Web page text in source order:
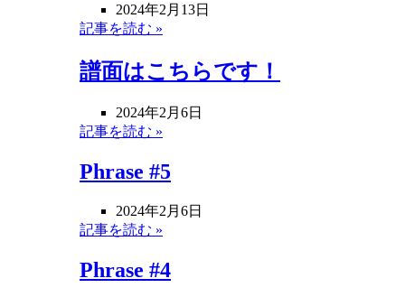
2024年2月13日
記事を読む »
譜面はこちらです！
2024年2月6日
記事を読む »
Phrase #5
2024年2月6日
記事を読む »
Phrase #4